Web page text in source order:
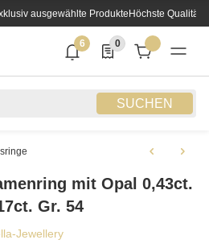
ausgewählte ProdukteHöchste Qualität
SUCHEN
6
6 neue Notifizierungen
0
0 Produkte in der
mit Opal 0,43ct.
Gr. 54